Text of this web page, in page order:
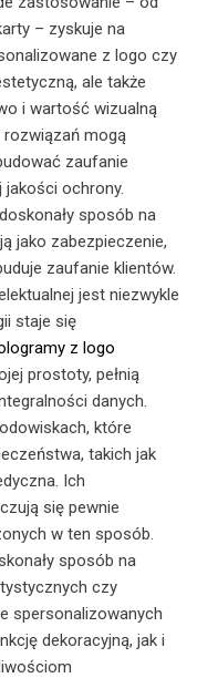
– zyskuje na
z logo czy
ale także
i wartość wizualną
rozwiązań mogą
zaufanie
ochrony.
sposób na
jako zabezpieczenie,
zaufanie klientów.
jest niezwykle
staje się
z logo
prostoty, pełnią
danych.
które
takich jak
Ich
się pewnie
w ten sposób.
sposób na
czy
spersonalizowanych
dekoracyjną, jak i